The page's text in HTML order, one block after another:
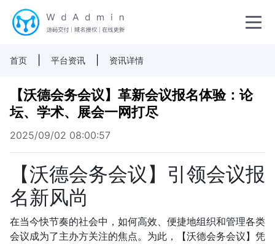
首页 平台资讯 资讯详情
【沃德会务会议】革新会议报名体验：论
坛、学术、展会一网打尽
2025/09/02 08:00:57
【沃德会务会议】引领会议报
名新风尚
在当今快节奏的社会中，如何高效、便捷地组织和管理各类
会议成为了主办方关注的焦点。为此，【沃德会务会议】凭